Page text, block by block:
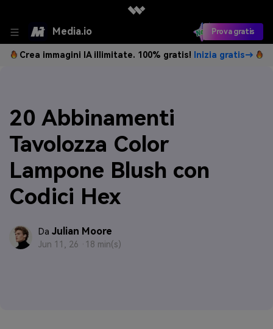
Media.io Prova gratis
Crea immagini IA illimitate. 100% gratis! Inizia gratis→
20 Abbinamenti
Tavolozza Color
Lampone Blush con
Codici Hex
Da Julian Moore
Jun 11, 26 · 18 min(s)